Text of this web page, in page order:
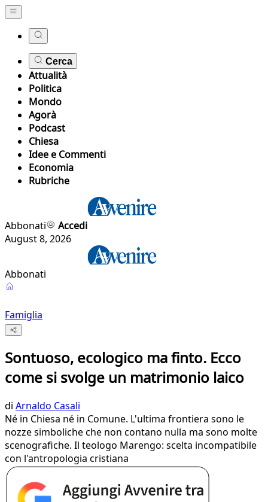
Cerca
Attualità
Politica
Mondo
Agorà
Podcast
Chiesa
Idee e Commenti
Economia
Rubriche
Abbonati
Accedi
August 8, 2026
Abbonati
Famiglia
Sontuoso, ecologico ma finto. Ecco
come si svolge un matrimonio laico
di Arnaldo Casali
Né in Chiesa né in Comune. L'ultima frontiera sono le
nozze simboliche che non contano nulla ma sono molte
scenografiche. Il teologo Marengo: scelta incompatibile
con l'antropologia cristiana